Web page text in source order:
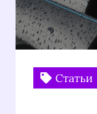
Статьи